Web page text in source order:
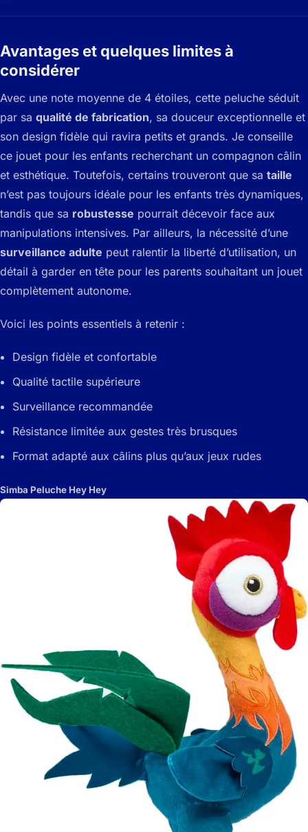
Avantages et quelques limites à
considérer
Avec une note moyenne de 4 étoiles, cette peluche séduit
par sa qualité de fabrication, sa douceur exceptionnelle et
son design fidèle qui ravira petits et grands. Je conseille
ce jouet pour les enfants recherchant un compagnon câlin
et esthétique. Toutefois, certains trouveront que sa taille
n’est pas toujours idéale pour les enfants très dynamiques,
tandis que sa robustesse pourrait décevoir face aux
manipulations intensives. Par ailleurs, la nécessité d’une
surveillance adulte peut ralentir la liberté d’utilisation, un
détail à garder en tête pour les parents souhaitant un jouet
complètement autonome.
Voici les points essentiels à retenir :
Design fidèle et confortable
Qualité tactile supérieure
Surveillance recommandée
Résistance limitée aux gestes très brusques
Format adapté aux câlins plus qu’aux jeux rudes
Simba Peluche Hey Hey